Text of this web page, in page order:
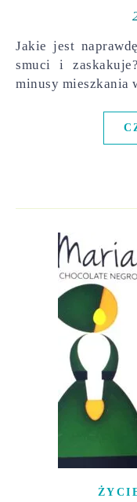
Jakie jest
smuci i
minusy mieszkania